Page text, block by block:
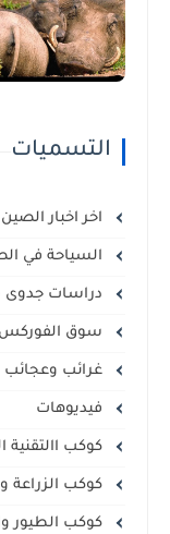
التسميات
اخر اخبار الصين
السياحة في
دراسات جدوى
سوق الفوركس
غرائب وعجائب
فيديوهات
كوكب االتقنية
كوكب الزراعة
كوكب الطيور